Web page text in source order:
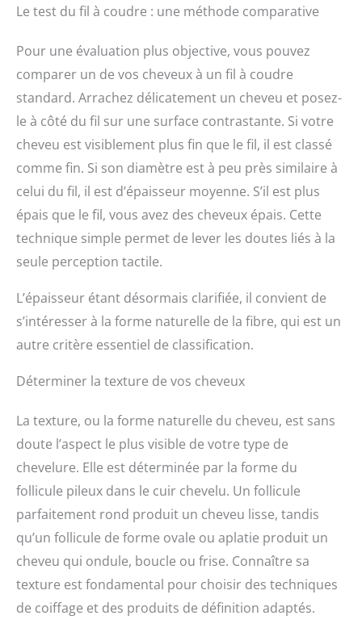
Le test du fil à coudre : une méthode comparative
Pour une évaluation plus objective, vous pouvez
comparer un de vos cheveux à un fil à coudre
standard. Arrachez délicatement un cheveu et posez-
le à côté du fil sur une surface contrastante. Si votre
cheveu est visiblement plus fin que le fil, il est classé
comme fin. Si son diamètre est à peu près similaire à
celui du fil, il est d’épaisseur moyenne. S’il est plus
épais que le fil, vous avez des cheveux épais. Cette
technique simple permet de lever les doutes liés à la
seule perception tactile.
L’épaisseur étant désormais clarifiée, il convient de
s’intéresser à la forme naturelle de la fibre, qui est un
autre critère essentiel de classification.
Déterminer la texture de vos cheveux
La texture, ou la forme naturelle du cheveu, est sans
doute l’aspect le plus visible de votre type de
chevelure. Elle est déterminée par la forme du
follicule pileux dans le cuir chevelu. Un follicule
parfaitement rond produit un cheveu lisse, tandis
qu’un follicule de forme ovale ou aplatie produit un
cheveu qui ondule, boucle ou frise. Connaître sa
texture est fondamental pour choisir des techniques
de coiffage et des produits de définition adaptés.